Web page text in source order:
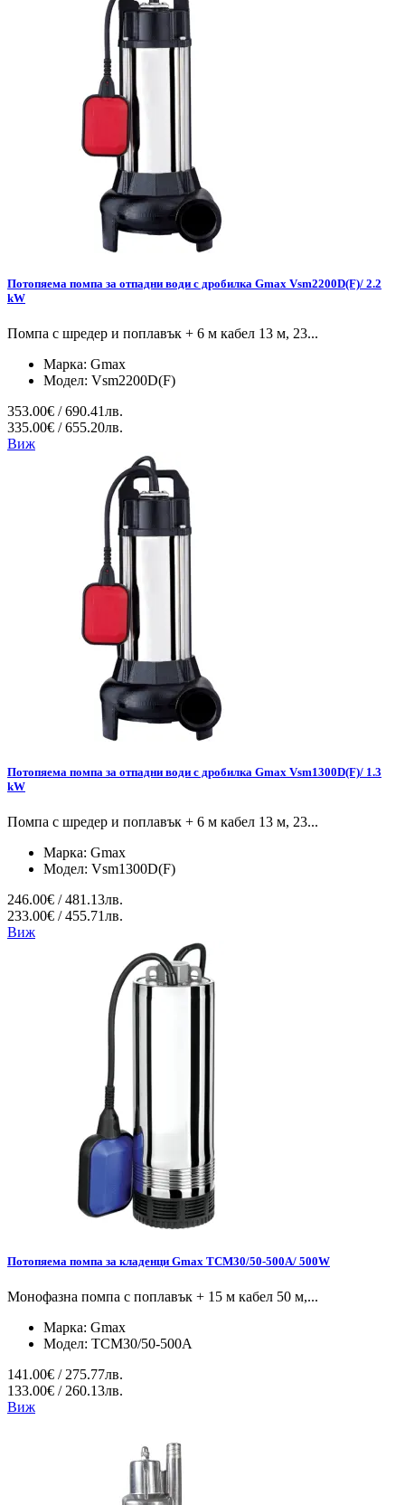
Потопяема помпа за отпадни води с дробилка Gmax Vsm2200D(F)/ 2.2
kW
Помпа с шредер и поплавък + 6 м кабел 13 м, 23...
Марка: Gmax
Модел: Vsm2200D(F)
353.00€ / 690.41лв.
335.00€ / 655.20лв.
Виж
Потопяема помпа за отпадни води с дробилка Gmax Vsm1300D(F)/ 1.3
kW
Помпа с шредер и поплавък + 6 м кабел 13 м, 23...
Марка: Gmax
Модел: Vsm1300D(F)
246.00€ / 481.13лв.
233.00€ / 455.71лв.
Виж
Потопяема помпа за кладенци Gmax TCM30/50-500A/ 500W
Монофазна помпа с поплавък + 15 м кабел 50 м,...
Марка: Gmax
Модел: TCM30/50-500A
141.00€ / 275.77лв.
133.00€ / 260.13лв.
Виж